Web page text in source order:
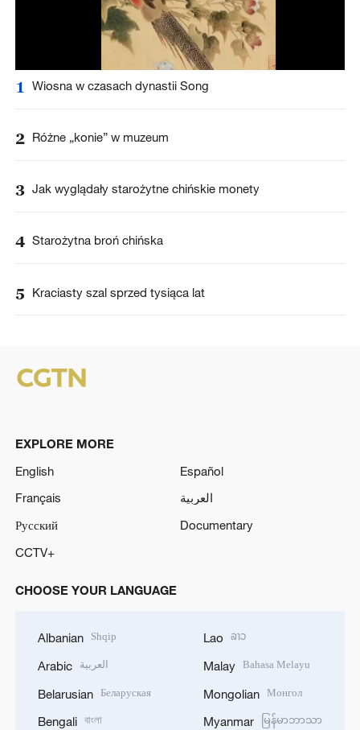
1 Wiosna w czasach dynastii Song
2 Różne „konie” w muzeum
3 Jak wyglądały starożytne chińskie monety
4 Starożytna broń chińska
5 Kraciasty szal sprzed tysiąca lat
EXPLORE MORE
English
Español
Français
العربية
Русский
Documentary
CCTV+
CHOOSE YOUR LANGUAGE
Albanian Shqip
Arabic العربية
Belarusian Беларуская
Bengali বাংলা
Lao ລາວ
Malay Bahasa Melayu
Mongolian Монгол
Myanmar မြန်မာဘာသာ